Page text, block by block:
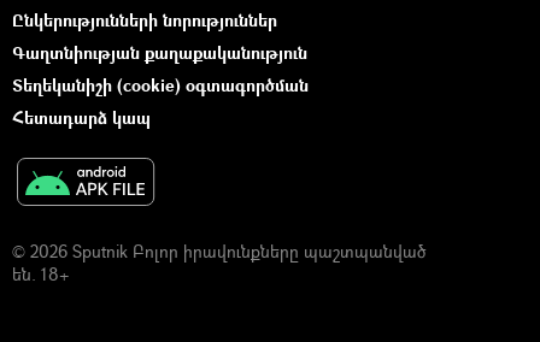
Ընկերությունների նորություններ
Գաղտնիության քաղաքականություն
Տեղեկանիշի (cookie) օգտագործման
Հետադարձ կապ
© 2026 Sputnik Բոլոր իրավունքները պաշտպանված
են. 18+